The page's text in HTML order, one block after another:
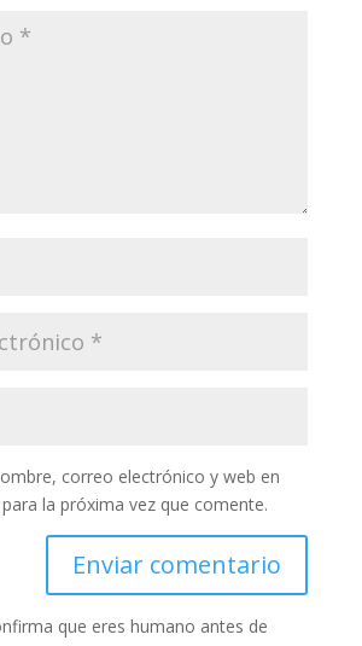
correo electrónico y web en
la próxima vez que comente.
que eres humano antes de